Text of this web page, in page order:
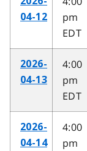
04-12
pm
EDT
2026-
04-13
4:00
pm
EDT
2026-
04-14
4:00
pm